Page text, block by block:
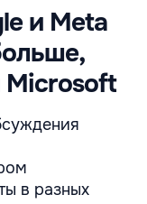
и Meta
Microsoft
в разных